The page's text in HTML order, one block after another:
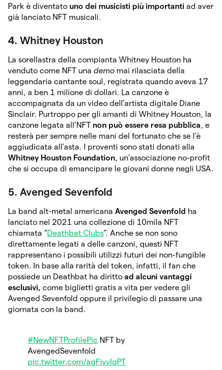
Park è diventato uno dei musicisti più importanti ad aver
già lanciato NFT musicali.
4. Whitney Houston
La sorellastra della compianta Whitney Houston ha
venduto come NFT una demo mai rilasciata della
leggendaria cantante soul, registrata quando aveva 17
anni, a ben 1 milione di dollari. La canzone è
accompagnata da un video dell’artista digitale Diane
Sinclair. Purtroppo per gli amanti di Whitney Houston, la
canzone legata all’NFT non può essere resa pubblica, e
resterà per sempre nelle mani del fortunato che se l’è
aggiudicata all’asta. I proventi sono stati donati alla
Whitney Houston Foundation, un’associazione no-profit
che si occupa di emancipare le giovani donne negli USA.
5. Avenged Sevenfold
La band alt-metal americana Avenged Sevenfold ha
lanciato nel 2021 una collezione di 10mila NFT
chiamata “Deathbat Clubs”. Anche se non sono
direttamente legati a delle canzoni, questi NFT
rappresentano i possibili utilizzi futuri dei non-fungible
token. In base alla rarità del token, infatti, il fan che
possiede un Deathbat ha diritto ad alcuni vantaggi
esclusivi, come biglietti gratis a vita per vedere gli
Avenged Sevenfold oppure il privilegio di passare una
giornata con la band.
#NewNFTProfilePic NFT by
AvengedSevenfold
pic.twitter.com/agFiyvIqPT